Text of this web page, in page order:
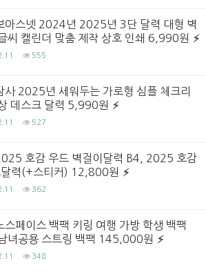
아스넷 2024년 2025년 3단 달력 대형 벽
씨 캘린더 맞춤 제작 상호 인쇄 6,990원
555
사 2025년 세워두는 가로형 심플 체크리
데스크 달력 5,990원
527
호감 우드 벽걸이달력 B4, 2025 호감
달력(+스티커) 12,800원
362
스페이스 백팩 키링 여행 가방 학생 백팩
녀공용 스트링 백팩 145,000원
348